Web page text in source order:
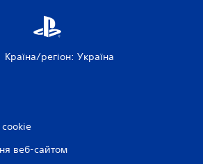
Країна/регіон: Україна
cookie
веб-сайтом